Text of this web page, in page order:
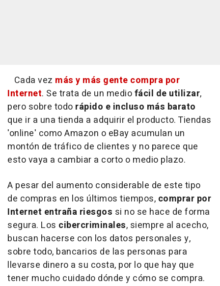
Cada vez más y más gente compra por
Internet. Se trata de un mediofácil de utilizar,
pero sobre todo rápido e incluso más barato
que ir a una tienda a adquirir el producto. Tiendas
'online' como Amazon o eBay acumulan un
montón de tráfico de clientes y no parece que
esto vaya a cambiar a corto o medio plazo.
A pesar del aumento considerable de este tipo
de compras en los últimos tiempos, comprar por
Internet entraña riesgos si no se hace de forma
segura. Los cibercriminales, siempre al acecho,
buscan hacerse con los datos personales y,
sobre todo, bancarios de las personas para
llevarse dinero a su costa, por lo que hay que
tener mucho cuidado dónde y cómo se compra.